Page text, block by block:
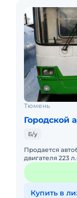
Тюмень
Городской
Б/у
Продается
двигателя 223
пн-птн с 09-00
Купить в